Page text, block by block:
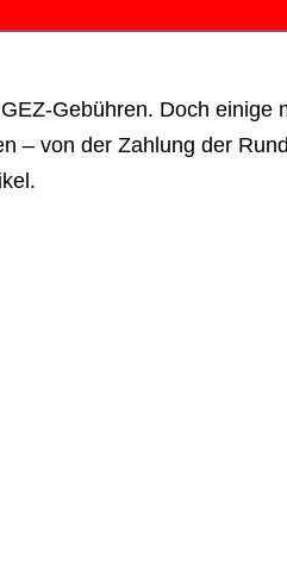
Gebühren. Doch einige
– von der Zahlung der